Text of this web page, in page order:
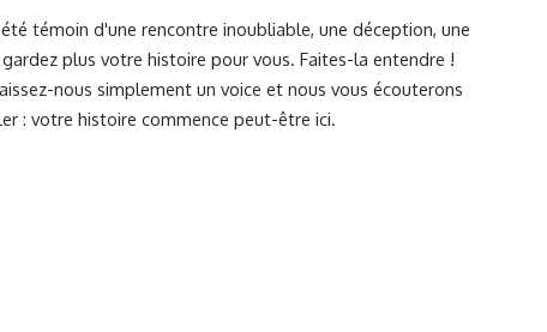
témoin d'une rencontre inoubliable, une déception, une
plus votre histoire pour vous. Faites-la entendre !
nous simplement un voice et nous vous écouterons
: votre histoire commence peut-être ici.